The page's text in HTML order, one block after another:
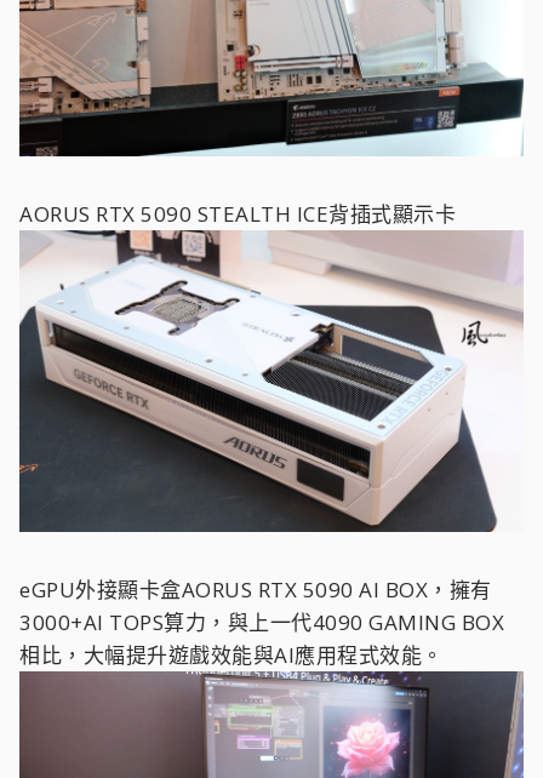
AORUS RTX 5090 STEALTH ICE背插式顯示卡
eGPU外接顯卡盒AORUS RTX 5090 AI BOX，擁有
3000+AI TOPS算力，與上一代4090 GAMING BOX
相比，大幅提升遊戲效能與AI應用程式效能。